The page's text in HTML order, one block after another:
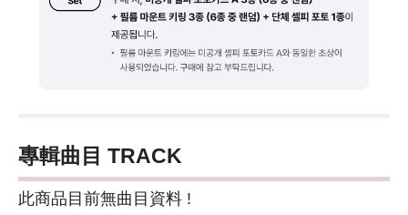
專輯曲目 TRACK
此商品目前無曲目資料 !